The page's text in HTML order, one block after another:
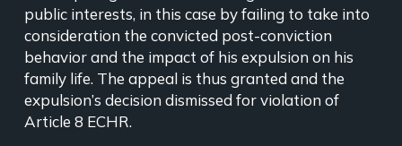
public interests, in this case by failing to take into
consideration the convicted post-conviction
behavior and the impact of his expulsion on his
family life. The appeal is thus granted and the
expulsion’s decision dismissed for violation of
Article 8 ECHR.